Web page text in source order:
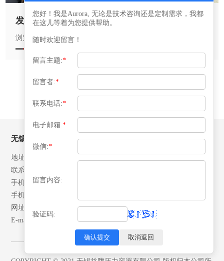
发酵罐
浏览产品详情
发酵罐
无锡益腾压力容器有限公司
地址：江苏省江阴市月城镇北环路28号
联系人：张先生
手机：13506192042
手机：18652492007
网址：www.yitengrq.com
E-mail: yeekai@yitengrq.com
您好！我是Aurora, 无论是技术咨询还是定制需求，我都
在这儿等着为您提供帮助。
随时欢迎留言！
留言主题:*
留言者:*
联系电话:*
电子邮箱:*
微信:*
留言内容:
验证码:
确认提交 取消返回